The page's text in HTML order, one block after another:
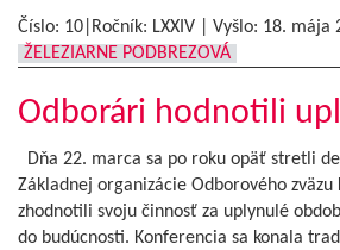
Číslo: 10|Ročník: LXXIV | Vyšlo: 18. mája
ŽELEZIARNE PODBREZOVÁ
Odborári hodnotili
Dňa 22. marca sa po roku opäť stretli
Základnej organizácie Odborového zväzu
zhodnotili svoju činnosť za uplynulé
do budúcnosti. Konferencia sa konala